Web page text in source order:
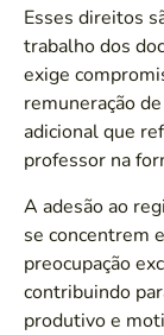
Esses direitos
trabalho dos
exige
remuneração de
adicional que
professor na
A adesão ao
se concentrem
preocupação
contribuindo
produtivo e